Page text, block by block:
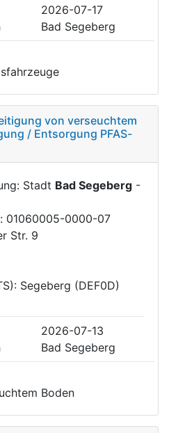
2026-07-17
Bad Segeberg
von verseuchtem
/ Entsorgung PFAS-
Stadt Bad Segeberg -
01060005-0000-07
Str. 9
Segeberg (DEF0D)
2026-07-13
Bad Segeberg
Boden